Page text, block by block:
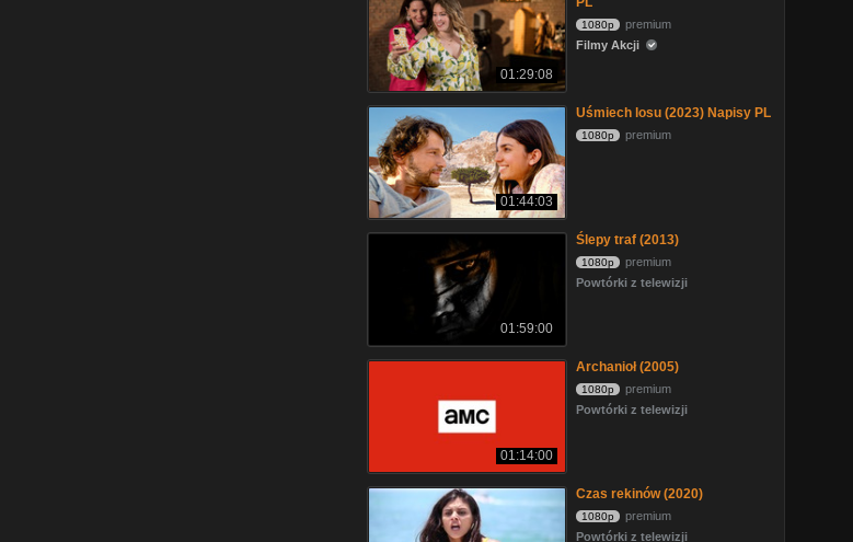
01:29:08
1080p
premium
Filmy Akcji
01:44:03
Uśmiech losu (2023) Napisy PL
1080p premium
01:59:00
Ślepy traf (2013)
1080p
premium
Powtórki z telewizji
01:14:00
Archanioł (2005)
1080p
premium
Powtórki z telewizji
Czas rekinów (2020)
1080p
premium
Powtórki z telewizji